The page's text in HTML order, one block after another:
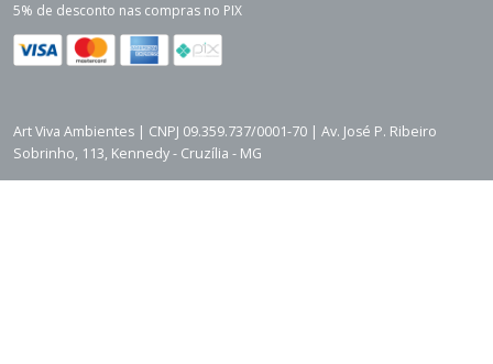
5% de desconto nas compras no PIX
Art Viva Ambientes | CNPJ 09.359.737/0001-70 | Av. José P. Ribeiro
Sobrinho, 113, Kennedy - Cruzília - MG